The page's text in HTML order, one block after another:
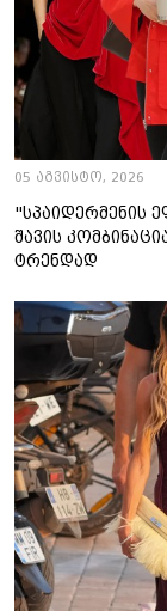
05 აგვისტო, 2026
"სპაიდერმენის
შავის
ტრენდად